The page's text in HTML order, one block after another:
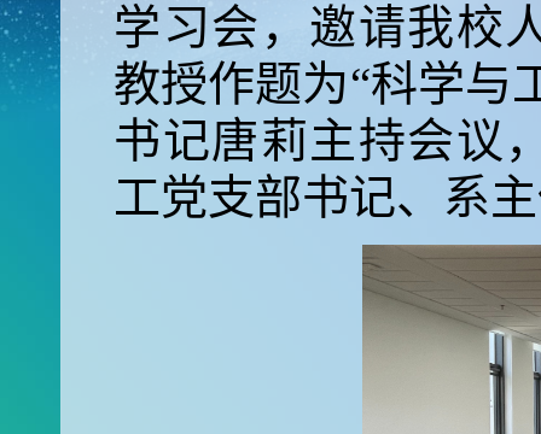
学习会，邀请我校
教授作题为“科学与
书记唐莉主持会议
工党支部书记、系